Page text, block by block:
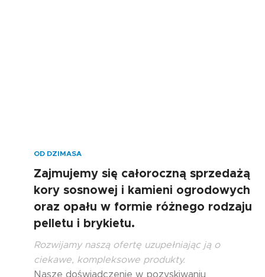
OD DZIMASA
Zajmujemy się całoroczną sprzedażą
kory sosnowej i kamieni ogrodowych
oraz opału w formie różnego rodzaju
pelletu i brykietu.
Rozwijamy naszą ofertę uzupełniając ją o
ciekawe, kompleksowe produkty.
Nasze doświadczenie w pozyskiwaniu